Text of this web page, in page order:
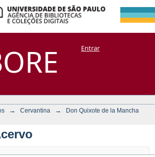
no Acervo
Manakin + CoriscoEntrar
→ Cervantina → Don Quixote de la Mancha